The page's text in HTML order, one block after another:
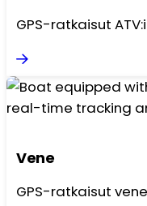
GPS-ratkaisut
Vene
GPS-ratkaisut